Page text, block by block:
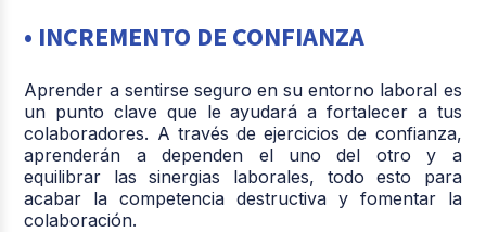
• INCREMENTO DE CONFIANZA
Aprender a sentirse seguro en su entorno laboral es
un punto clave que le ayudará a fortalecer a tus
colaboradores. A través de ejercicios de confianza,
aprenderán a dependen el uno del otro y a
equilibrar las sinergias laborales, todo esto para
acabar la competencia destructiva y fomentar la
colaboración.